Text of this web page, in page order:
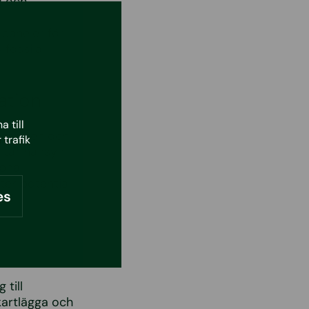
till
trafik
och
hänsyn
till
och